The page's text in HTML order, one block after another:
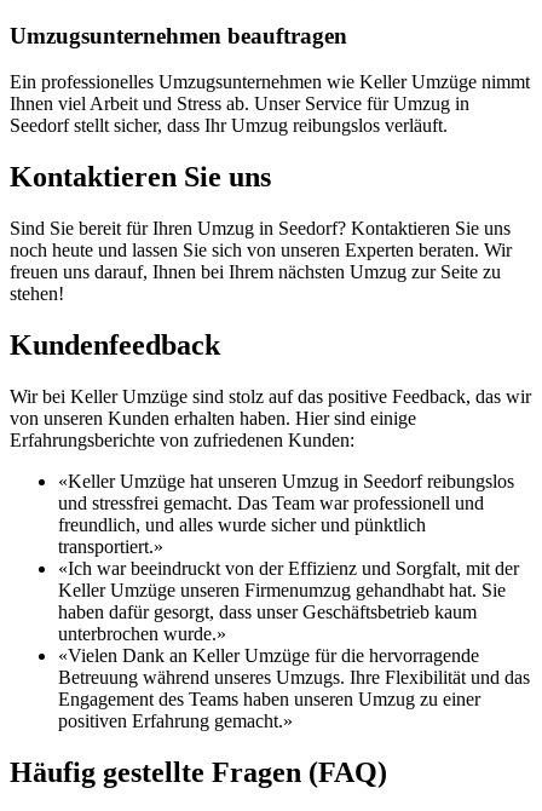
Umzugsunternehmen beauftragen
Ein professionelles Umzugsunternehmen wie Keller Umzüge nimmt
Ihnen viel Arbeit und Stress ab. Unser Service für Umzug in
Seedorf stellt sicher, dass Ihr Umzug reibungslos verläuft.
Kontaktieren Sie uns
Sind Sie bereit für Ihren Umzug in Seedorf? Kontaktieren Sie uns
noch heute und lassen Sie sich von unseren Experten beraten. Wir
freuen uns darauf, Ihnen bei Ihrem nächsten Umzug zur Seite zu
stehen!
Kundenfeedback
Wir bei Keller Umzüge sind stolz auf das positive Feedback, das wir
von unseren Kunden erhalten haben. Hier sind einige
Erfahrungsberichte von zufriedenen Kunden:
«Keller Umzüge hat unseren Umzug in Seedorf reibungslos
und stressfrei gemacht. Das Team war professionell und
freundlich, und alles wurde sicher und pünktlich
transportiert.»
«Ich war beeindruckt von der Effizienz und Sorgfalt, mit der
Keller Umzüge unseren Firmenumzug gehandhabt hat. Sie
haben dafür gesorgt, dass unser Geschäftsbetrieb kaum
unterbrochen wurde.»
«Vielen Dank an Keller Umzüge für die hervorragende
Betreuung während unseres Umzugs. Ihre Flexibilität und das
Engagement des Teams haben unseren Umzug zu einer
positiven Erfahrung gemacht.»
Häufig gestellte Fragen (FAQ)